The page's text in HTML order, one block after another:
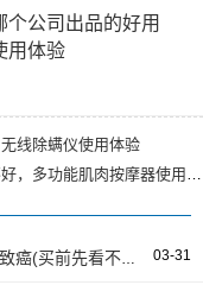
公司出品的好用
用体验
线除螨仪使用体验
多功能肌肉按摩器使用情况
03-31